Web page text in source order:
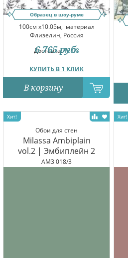
Образец в шоу-руме
100см x10.05м, материал
Флизелин, Россия
Доставка:13.08
КУПИТЬ В 1 КЛИК
6 765 руб.
В корзину
Обои для стен
Milassa Ambiplain
vol.2 | Эмбиплейн 2
AM3 018/3